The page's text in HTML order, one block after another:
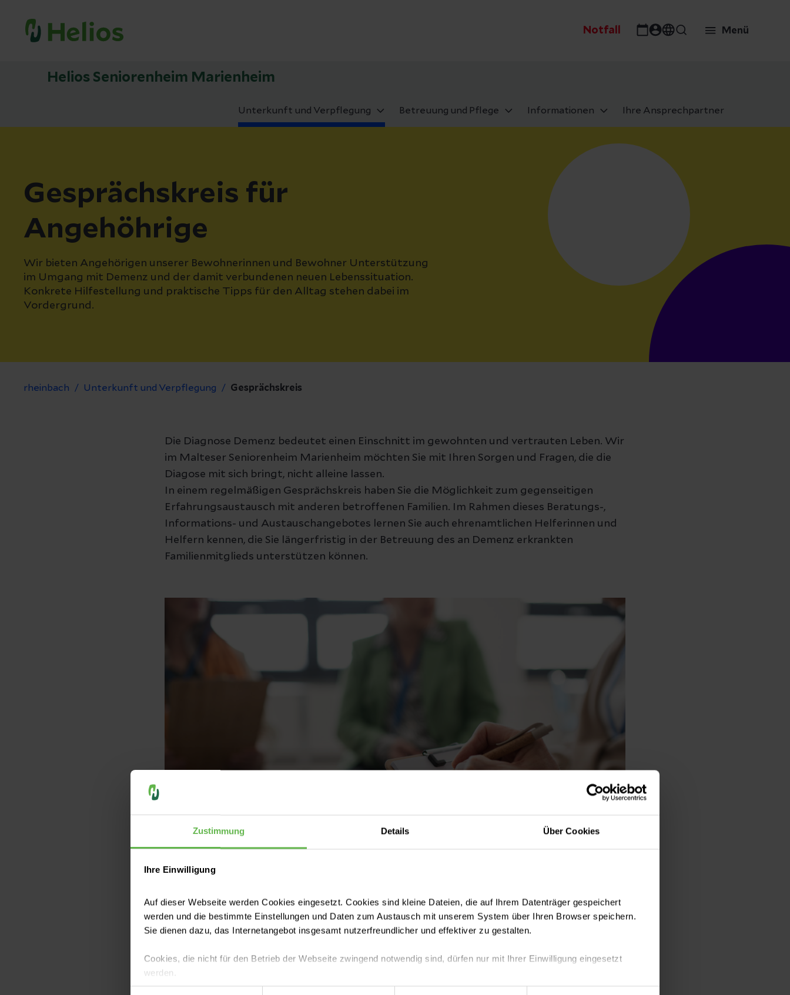
Zustimmung Details Über Cookies
Ihre Einwilligung
Auf dieser Webseite werden Cookies eingesetzt. Cookies sind kleine Dateien, die auf Ihrem Datenträger gespeichert
werden und die bestimmte Einstellungen und Daten zum Austausch mit unserem System über Ihren Browser speichern.
Sie dienen dazu, das Internetangebot insgesamt nutzerfreundlicher und effektiver zu gestalten.
Cookies, die nicht für den Betrieb der Webseite zwingend notwendig sind, dürfen nur mit Ihrer Einwilligung eingesetzt
werden.
Notfall Menü
Helios Seniorenheim Marienheim
Unterkunft und Verpflegung Betreuung und Pflege Informationen Ihre Ansprechpartner
Gesprächskreis für
Angehöhrige
Wir bieten Angehörigen unserer Bewohnerinnen und Bewohner Unterstützung
im Umgang mit Demenz und der damit verbundenen neuen Lebenssituation.
Konkrete Hilfestellung und praktische Tipps für den Alltag stehen dabei im
Vordergrund.
rheinbach Unterkunft und Verpflegung Gesprächskreis
Die Diagnose Demenz bedeutet einen Einschnitt im gewohnten und vertrauten Leben. Wir
im Malteser Seniorenheim Marienheim möchten Sie mit Ihren Sorgen und Fragen, die die
Diagose mit sich bringt, nicht alleine lassen.
In einem regelmäßigen Gesprächskreis haben Sie die Möglichkeit zum gegenseitigen
Erfahrungsaustausch mit anderen betroffenen Familien. Im Rahmen dieses Beratungs-,
Informations- und Austauschangebotes lernen Sie auch ehrenamtlichen Helferinnen und
Helfern kennen, die Sie längerfristig in der Betreuung des an Demenz erkrankten
Familienmitglieds unterstützen können.
© Halfpoint – stock.adobe.com
Zusammen helfen wir Ihnen wieder „aufzutanken“, Ihren individuell förderlichen